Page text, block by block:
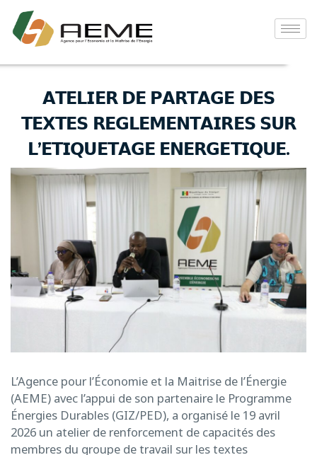
𝗔𝗧𝗘𝗟𝗜𝗘𝗥 𝗗𝗘 𝗣𝗔𝗥𝗧𝗔𝗚𝗘 𝗗𝗘𝗦
𝗧𝗘𝗫𝗧𝗘𝗦 𝗥𝗘𝗚𝗟𝗘𝗠𝗘𝗡𝗧𝗔𝗜𝗥𝗘𝗦 𝗦𝗨𝗥
𝗟’𝗘𝗧𝗜𝗤𝗨𝗘𝗧𝗔𝗚𝗘 𝗘𝗡𝗘𝗥𝗚𝗘𝗧𝗜𝗤𝗨𝗘.
L’Agence pour l’Économie et la Maitrise de l’Énergie
(AEME) avec l’appui de son partenaire le Programme
Énergies Durables (GIZ/PED), a organisé le 19 avril
2026 un atelier de renforcement de capacités des
membres du groupe de travail sur les textes